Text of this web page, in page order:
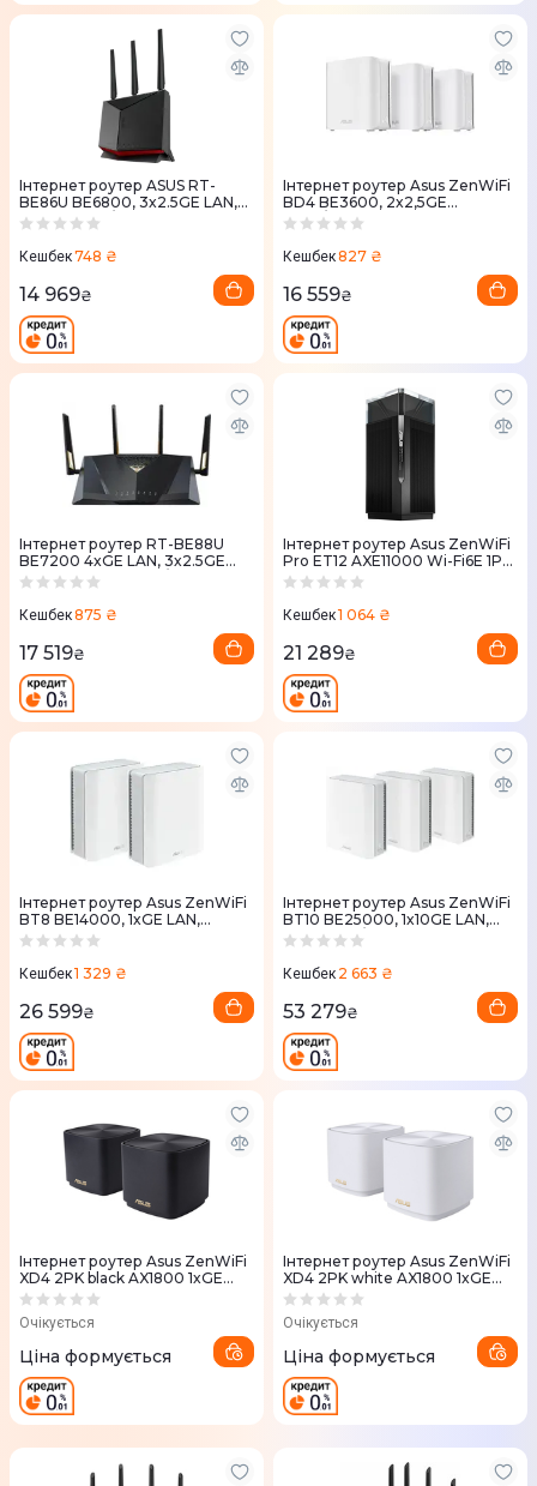
Iнтернет роутер ASUS RT-
BE86U BE6800, 3x2.5GE LAN,
1x2.5GE LAN/WAN, 1x10GE
Кешбек748 ₴
14 969₴
Iнтернет роутер Asus ZenWiFi
BD4 BE3600, 2x2,5GE
WAN/LAN, 3мод, білий
Кешбек827 ₴
16 559₴
Iнтернет роутер RT-BE88U
BE7200 4xGE LAN, 3x2.5GE
WAN, 1x2.5GE WAN/LAN.
Кешбек875 ₴
17 519₴
Iнтернет роутер Asus ZenWiFi
Pro ET12 AXE11000 Wi-Fi6E 1PK
2xGE LAN 1x2.5GE LAN 1x2.5GE
Кешбек1 064 ₴
21 289₴
Iнтернет роутер Asus ZenWiFi
BT8 BE14000, 1xGE LAN,
1x2.5GE LAN, 1x2.5GE LAN,
Кешбек1 329 ₴
26 599₴
Iнтернет роутер Asus ZenWiFi
BT10 BE25000, 1x10GE LAN,
1xGE WAN/LAN, 1x10GE LAN,
Кешбек 2 663 ₴
53 279₴
Iнтернет роутер Asus ZenWiFi
XD4 2PK black AX1800 1xGE
LAN 1x1GE WAN WPA3 OFDMA
Очікується
Ціна формується
Iнтернет роутер Asus ZenWiFi
XD4 2PK white AX1800 1xGE
LAN 1x1GE WAN WPA3 OFDMA
Очікується
Ціна формується